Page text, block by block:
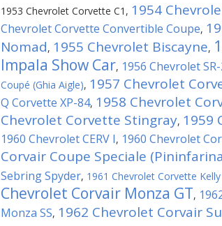
1953 Chevrolet Corvette C1 , 1954
Chevrolet Corvette Convertible Coupe,
Nomad, 1955 Chevrolet Biscayne,
Impala Show Car, 1956 Chevrolet
Coupé (Ghia Aigle), 1957 Chevrolet
Q Corvette XP-84, 1958 Chevrolet
Chevrolet Corvette Stingray, 1959
1960 Chevrolet CERV I, 1960 Chevrolet
Corvair Coupe Speciale
Sebring Spyder, 1961 Chevrolet Corvette Kelly
Chevrolet Corvair Monza GT,
Monza SS, 1962 Chevrolet Corvair